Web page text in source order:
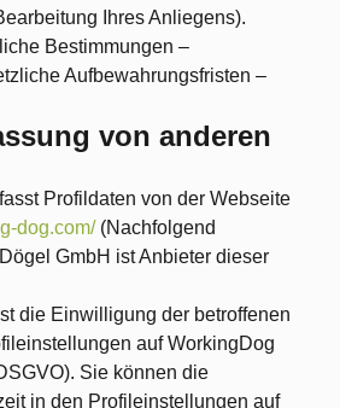
Ihres Anliegens).
Bestimmungen –
Aufbewahrungsfristen –
von anderen
Profildaten von der Webseite
dog.com/(Nachfolgend
GmbH ist Anbieter dieser
die Einwilligung der betroffenen
auf WorkingDog
Sie können die
in den Profileinstellungen auf